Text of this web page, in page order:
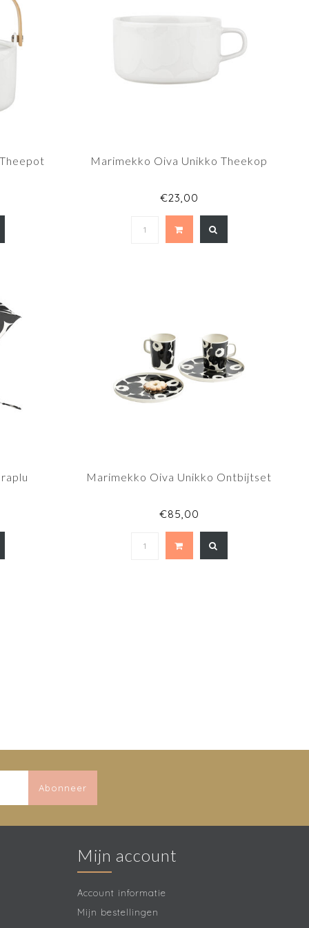
Marimekko Oiva Unikko Theekop
€23,00
Marimekko Oiva Unikko Ontbijtset
€85,00
Abonneer
Mijn account
Account informatie
Mijn bestellingen